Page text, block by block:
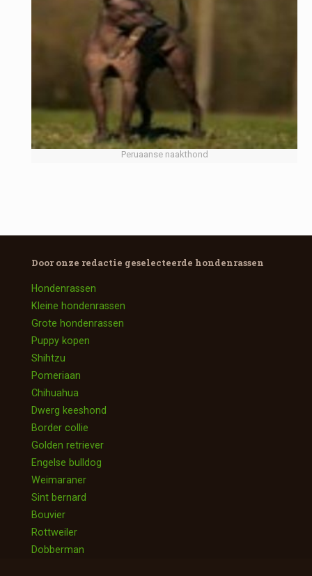
Peruaanse naakthond
Door onze redactie geselecteerde hondenrassen
Hondenrassen
Kleine hondenrassen
Grote hondenrassen
Puppy kopen
Shihtzu
Pomeriaan
Chihuahua
Dwerg keeshond
Border collie
Golden retriever
Engelse bulldog
Weimaraner
Sint bernard
Bouvier
Rottweiler
Dobberman